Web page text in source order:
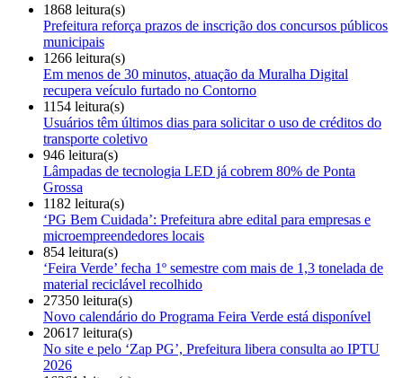
1868 leitura(s)
Prefeitura reforça prazos de inscrição dos concursos públicos
municipais
1266 leitura(s)
Em menos de 30 minutos, atuação da Muralha Digital
recupera veículo furtado no Contorno
1154 leitura(s)
Usuários têm últimos dias para solicitar o uso de créditos do
transporte coletivo
946 leitura(s)
Lâmpadas de tecnologia LED já cobrem 80% de Ponta
Grossa
1182 leitura(s)
‘PG Bem Cuidada’: Prefeitura abre edital para empresas e
microempreendedores locais
854 leitura(s)
‘Feira Verde’ fecha 1º semestre com mais de 1,3 tonelada de
material reciclável recolhido
27350 leitura(s)
Novo calendário do Programa Feira Verde está disponível
20617 leitura(s)
No site e pelo ‘Zap PG’, Prefeitura libera consulta ao IPTU
2026